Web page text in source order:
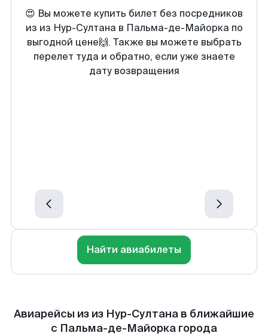
😍 Вы можете купить билет без посредников
из из Нур-Султана в Пальма-де-Майорка по
выгодной цене🙌. Также вы можете выбрать
перелет туда и обратно, если уже знаете
дату возвращения
Найти авиабилеты
Авиарейсы из из Нур-Султана в ближайшие
с Пальма-де-Майорка города